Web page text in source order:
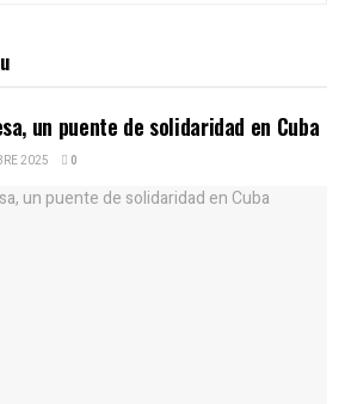
un puente de solidaridad en Cuba
2025 0